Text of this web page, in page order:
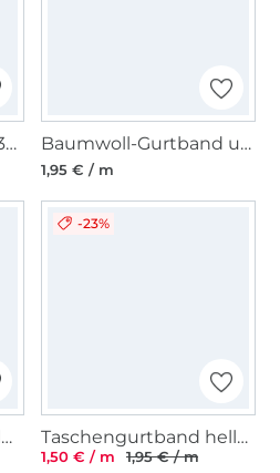
Baumwoll-Gurtband 30 mm, schwarz Baumwoll-Gurtband uni schwarz 38 mm
1,95 € / m
Taschengurtband Goldfäden 40mm, pastellmint
-23%
Taschengurtband hellgrau 25 mm
1,50 € / m 1,95 € / m